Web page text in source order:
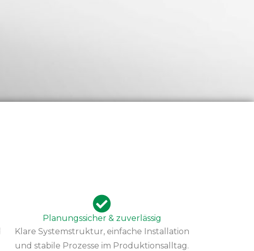
Planungssicher & zuverlässig
Klare Systemstruktur, einfache Installation
und stabile Prozesse im Produktionsalltag.